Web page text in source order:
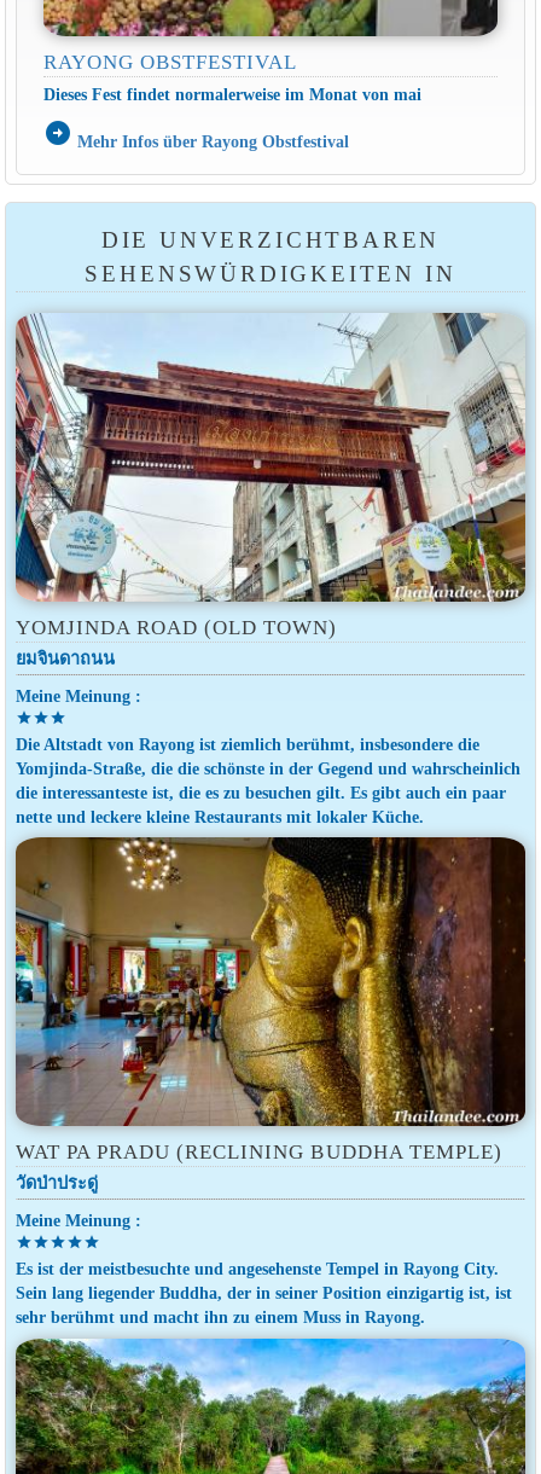
RAYONG OBSTFESTIVAL
Dieses Fest findet normalerweise im Monat von mai
arrow_circle_right Mehr Infos über Rayong Obstfestival
DIE UNVERZICHTBAREN
SEHENSWÜRDIGKEITEN IN
YOMJINDA ROAD (OLD TOWN)
ยมจินดาถนน
Meine Meinung :
starstarstar
Die Altstadt von Rayong ist ziemlich berühmt, insbesondere die
Yomjinda-Straße, die die schönste in der Gegend und wahrscheinlich
die interessanteste ist, die es zu besuchen gilt. Es gibt auch ein paar
nette und leckere kleine Restaurants mit lokaler Küche.
WAT PA PRADU (RECLINING BUDDHA TEMPLE)
วัดป่าประดู่
Meine Meinung :
starstarstarstarstar
Es ist der meistbesuchte und angesehenste Tempel in Rayong City.
Sein lang liegender Buddha, der in seiner Position einzigartig ist, ist
sehr berühmt und macht ihn zu einem Muss in Rayong.